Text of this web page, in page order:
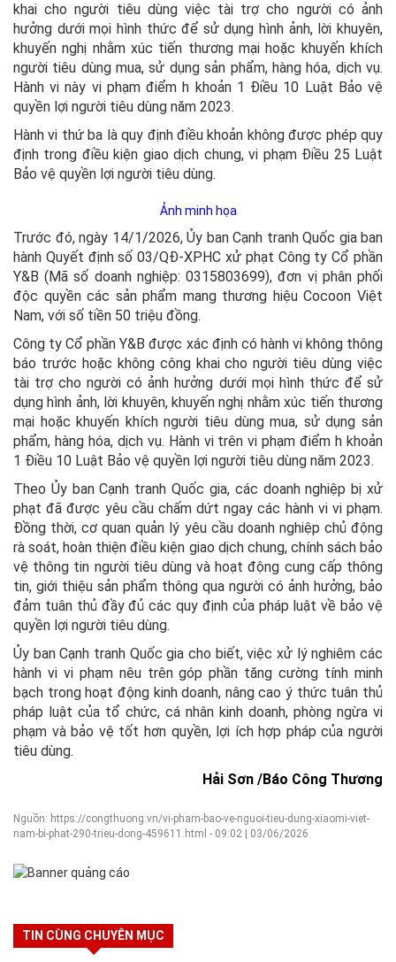
khai cho người tiêu dùng việc tài trợ cho người có ảnh
hưởng dưới mọi hình thức để sử dụng hình ảnh, lời khuyên,
khuyến nghị nhằm xúc tiến thương mại hoặc khuyến khích
người tiêu dùng mua, sử dụng sản phẩm, hàng hóa, dịch vụ.
Hành vi này vi phạm điểm h khoản 1 Điều 10 Luật Bảo vệ
quyền lợi người tiêu dùng năm 2023.
Hành vi thứ ba là quy định điều khoản không được phép quy
định trong điều kiện giao dịch chung, vi phạm Điều 25 Luật
Bảo vệ quyền lợi người tiêu dùng.
Ảnh minh họa
Trước đó, ngày 14/1/2026, Ủy ban Cạnh tranh Quốc gia ban
hành Quyết định số 03/QĐ-XPHC xử phạt Công ty Cổ phần
Y&B (Mã số doanh nghiệp: 0315803699), đơn vị phân phối
độc quyền các sản phẩm mang thương hiệu Cocoon Việt
Nam, với số tiền 50 triệu đồng.
Công ty Cổ phần Y&B được xác định có hành vi không thông
báo trước hoặc không công khai cho người tiêu dùng việc
tài trợ cho người có ảnh hưởng dưới mọi hình thức để sử
dụng hình ảnh, lời khuyên, khuyến nghị nhằm xúc tiến thương
mại hoặc khuyến khích người tiêu dùng mua, sử dụng sản
phẩm, hàng hóa, dịch vụ. Hành vi trên vi phạm điểm h khoản
1 Điều 10 Luật Bảo vệ quyền lợi người tiêu dùng năm 2023.
Theo Ủy ban Cạnh tranh Quốc gia, các doanh nghiệp bị xử
phạt đã được yêu cầu chấm dứt ngay các hành vi vi phạm.
Đồng thời, cơ quan quản lý yêu cầu doanh nghiệp chủ động
rà soát, hoàn thiện điều kiện giao dịch chung, chính sách bảo
vệ thông tin người tiêu dùng và hoạt động cung cấp thông
tin, giới thiệu sản phẩm thông qua người có ảnh hưởng, bảo
đảm tuân thủ đầy đủ các quy định của pháp luật về bảo vệ
quyền lợi người tiêu dùng.
Ủy ban Cạnh tranh Quốc gia cho biết, việc xử lý nghiêm các
hành vi vi phạm nêu trên góp phần tăng cường tính minh
bạch trong hoạt động kinh doanh, nâng cao ý thức tuân thủ
pháp luật của tổ chức, cá nhân kinh doanh, phòng ngừa vi
phạm và bảo vệ tốt hơn quyền, lợi ích hợp pháp của người
tiêu dùng.
Hải Sơn /Báo Công Thương
Nguồn: https://congthuong.vn/vi-pham-bao-ve-nguoi-tieu-dung-xiaomi-viet-
nam-bi-phat-290-trieu-dong-459611.html - 09:02 | 03/06/2026
TIN CÙNG CHUYÊN MỤC